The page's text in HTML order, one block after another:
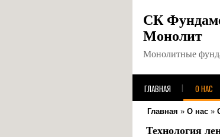
СК
Монолит
Монолитные
ГЛАВНАЯ О НАС
Главная » О нас»
Технология